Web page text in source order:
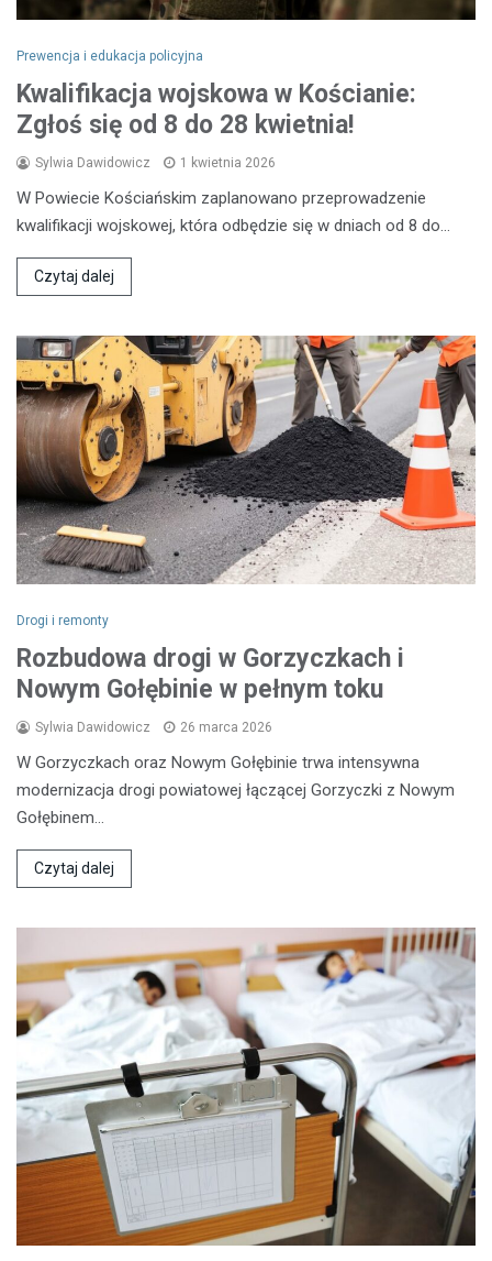
Prewencja i edukacja policyjna
Kwalifikacja wojskowa w Kościanie:
Zgłoś się od 8 do 28 kwietnia!
Sylwia Dawidowicz 1 kwietnia 2026
W Powiecie Kościańskim zaplanowano przeprowadzenie
kwalifikacji wojskowej, która odbędzie się w dniach od 8 do…
Czytaj dalej
Drogi i remonty
Rozbudowa drogi w Gorzyczkach i
Nowym Gołębinie w pełnym toku
Sylwia Dawidowicz 26 marca 2026
W Gorzyczkach oraz Nowym Gołębinie trwa intensywna
modernizacja drogi powiatowej łączącej Gorzyczki z Nowym
Gołębinem…
Czytaj dalej